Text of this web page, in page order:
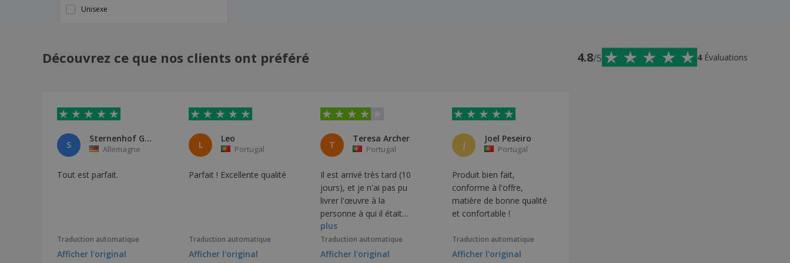
Unisexe
Découvrez ce que nos clients ont préféré 4.8/5 4 Évaluations
S
Sternenhof GbR
Allemagne
Tout est parfait.
Traduction automatique
Afficher l'original
L
Leo
Portugal
Parfait ! Excellente qualité
Traduction automatique
Afficher l'original
T
Teresa Archer
Portugal
Il est arrivé très tard (10
jours), et je n'ai pas pu
livrer l'œuvre à la
personne à qui il était
censé être livré… Mais le
travail est bien fait,
malheureusement, il ne
plus
Traduction automatique
Afficher l'original
J
Joel Peseiro
Portugal
Produit bien fait,
conforme à l'offre,
matière de bonne qualité
et confortable !
Traduction automatique
Afficher l'original